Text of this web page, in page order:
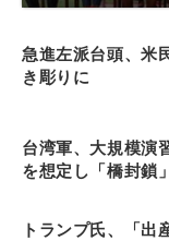
急進左派台頭、米
き彫りに
台湾軍、大規模演
を想定し「橋封鎖」
トランプ氏、「出